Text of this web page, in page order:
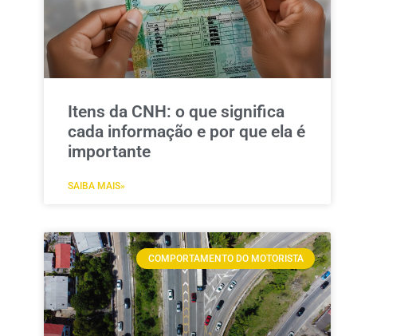
Itens da CNH: o que significa
cada informação e por que ela é
importante
SAIBA MAIS»
COMPORTAMENTO DO MOTORISTA